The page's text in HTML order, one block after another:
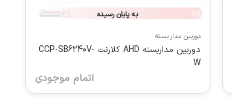
به پایان رسیده
دوربین مدار بسته
دوربین مداربسته AHD کلارنت CCP-SB6240V-
W
اتمام موجودی